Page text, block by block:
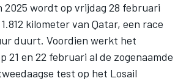
2025 wordt op vrijdag 28 februari
kilometer van Qatar, een race
duurt. Voordien werkt het
21 en 22 februari al de zogenaamde
test op het Losail